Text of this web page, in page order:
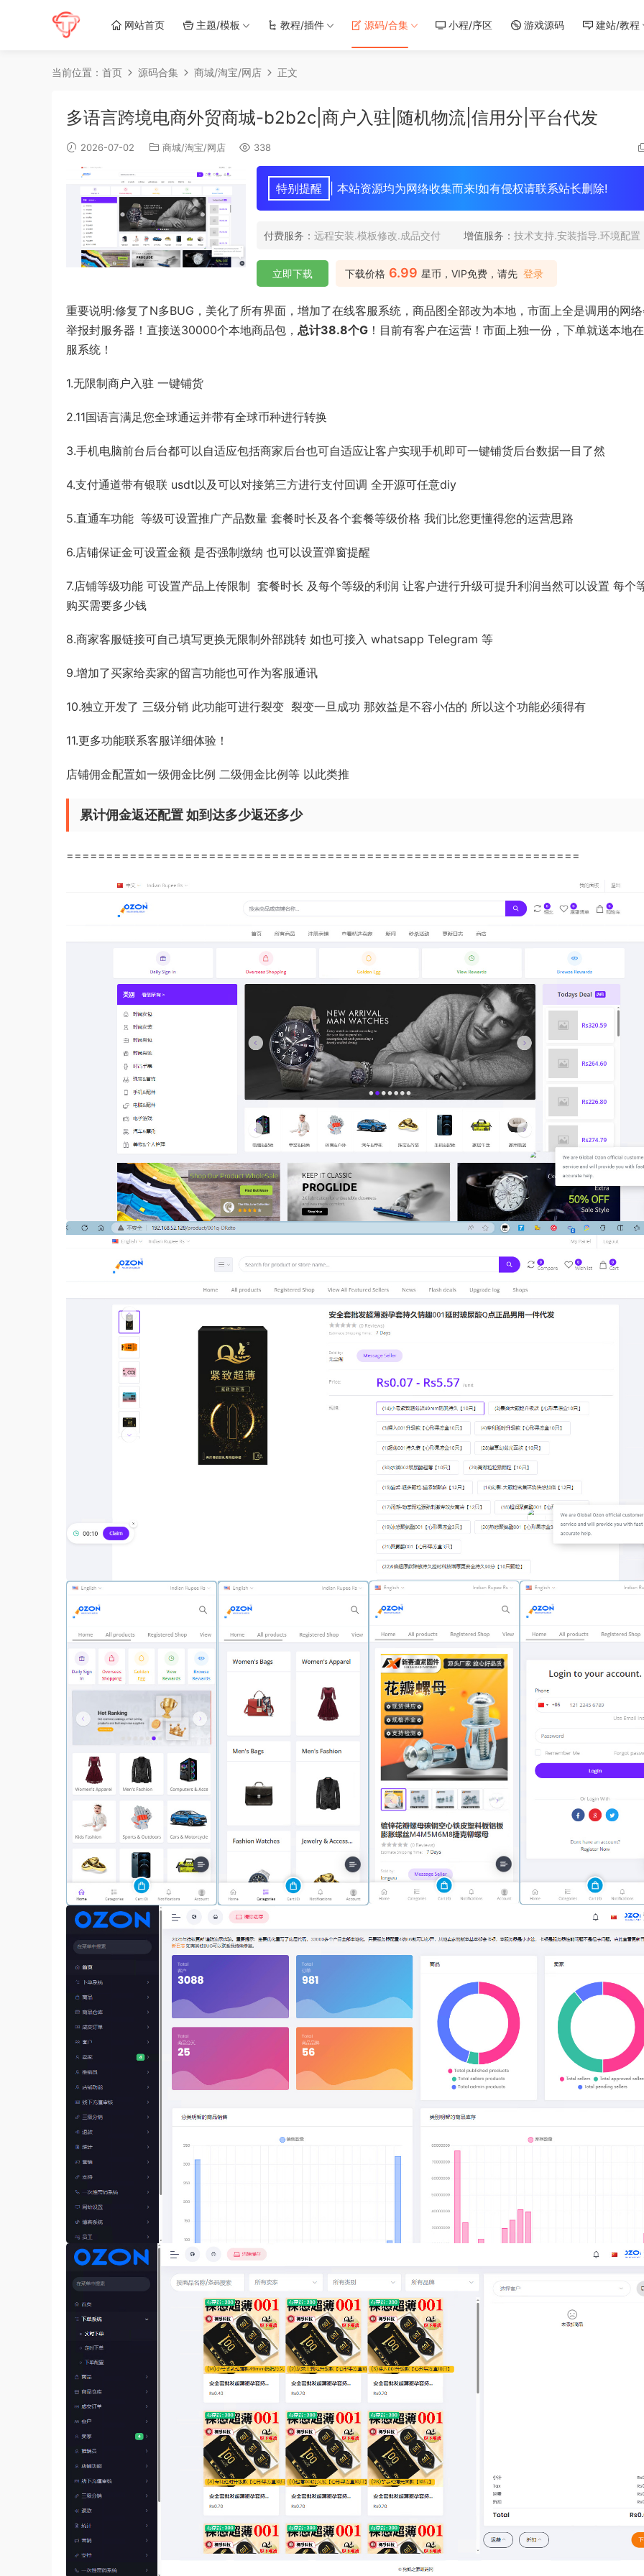
网站首页 主题/模板 教程/插件 源码/合集 小程/序区 游戏源码 建站/教程
当前位置： 首页 源码合集 商城/淘宝/网店 正文
多语言跨境电商外贸商城-b2b2c|商户入驻|随机物流|信用分|平台代发
2026-07-02 商城/淘宝/网店 338
特别提醒 | 本站资源均为网络收集而来!如有侵权请联系站长删除!
付费服务： 远程安装.模板修改.成品交付 增值服务： 技术支持.安装指导.环境配置
下载价格 6.99 星币，VIP免费，请先 登录
立即下载
重要说明:修复了N多BUG，美化了所有界面，增加了在线客服系统，商品图全部改为本地，市面上全是调用的网
举报封服务器！直接送30000个本地商品包， 总计38.8个G ！目前有客户在运营！市面上独一份，下单就送本地
服系统！
1.无限制商户入驻 一键铺货
2.11国语言满足您全球通运并带有全球币种进行转换
3.手机电脑前台后台都可以自适应包括商家后台也可自适应让客户实现手机即可一键铺货后台数据一目了然
4.支付通道带有银联 usdt以及可以对接第三方进行支付回调 全开源可任意diy
5.直通车功能 等级可设置推广产品数量 套餐时长及各个套餐等级价格 我们比您更懂得您的运营思路
6.店铺保证金可设置金额 是否强制缴纳 也可以设置弹窗提醒
7.店铺等级功能 可设置产品上传限制 套餐时长 及每个等级的利润 让客户进行升级可提升利润当然可以设置 每个
购买需要多少钱
8.商家客服链接可自己填写更换无限制外部跳转 如也可接入 whatsapp Telegram 等
9.增加了买家给卖家的留言功能也可作为客服通讯
10.独立开发了 三级分销 此功能可进行裂变 裂变一旦成功 那效益是不容小估的 所以这个功能必须得有
11.更多功能联系客服详细体验！
店铺佣金配置如一级佣金比例 二级佣金比例等 以此类推
累计佣金返还配置 如到达多少返还多少
=================================================================